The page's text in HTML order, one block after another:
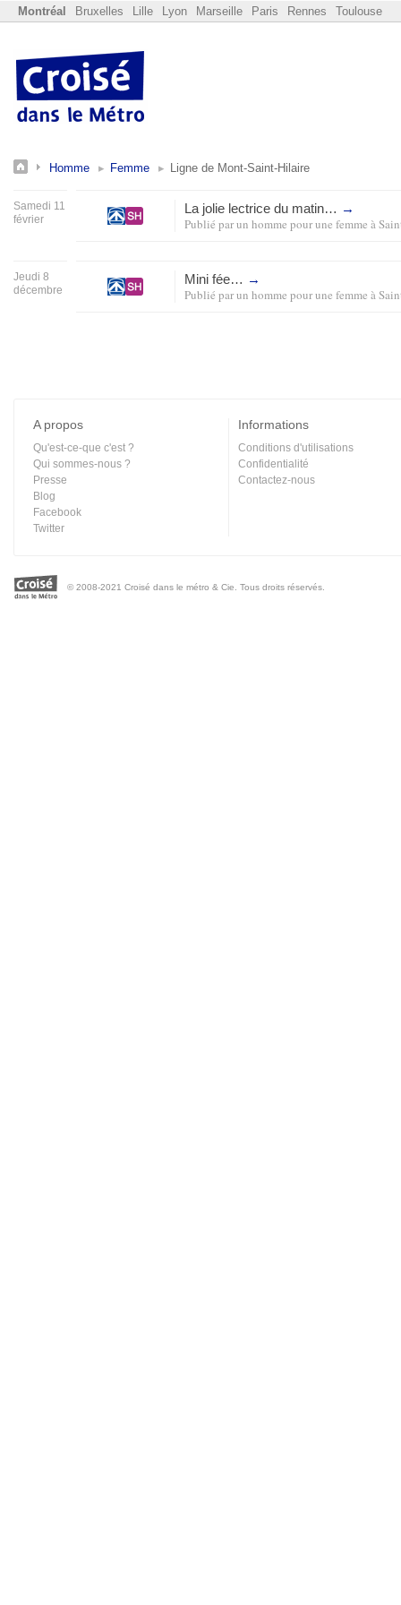
Montréal Bruxelles Lille Lyon Marseille Paris Rennes Toulouse
Homme Femme Ligne de Mont-Saint-Hilaire
Samedi 11
février
La jolie lectrice du matin… →
Publié parun homme pour une femme à
Jeudi 8
décembre
Mini fée… →
Publié parun homme pour une femme à
A propos
Qu'est-ce-que c'est ?
Qui sommes-nous ?
Presse
Blog
Facebook
Twitter
Informations
Conditions d'utilisations
Confidentialité
Contactez-nous
© 2008-2021 Croisé dans le métro & Cie. Tous droits réservés.